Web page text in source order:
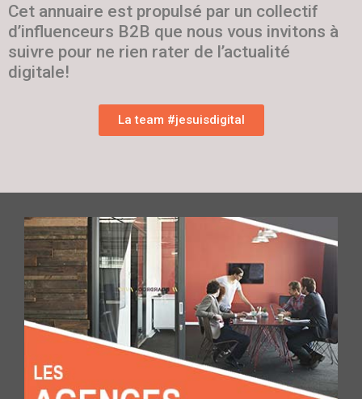
Cet annuaire est propulsé par un collectif
d’influenceurs B2B que nous vous invitons à
suivre pour ne rien rater de l’actualité
digitale!
La team #jesuisdigital